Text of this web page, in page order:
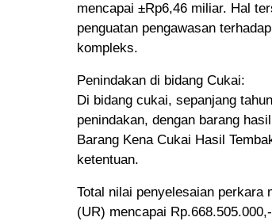
mencapai ±Rp6,46 miliar. Hal
penguatan pengawasan
kompleks.
Penindakan di bidang Cukai:
Di bidang cukai, sepanjang
penindakan, dengan barang
Barang Kena Cukai Hasil
ketentuan.
Total nilai penyelesaian perkara
(UR) mencapai